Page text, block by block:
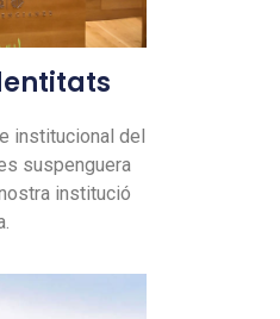
institucional del
suspenguera
institució